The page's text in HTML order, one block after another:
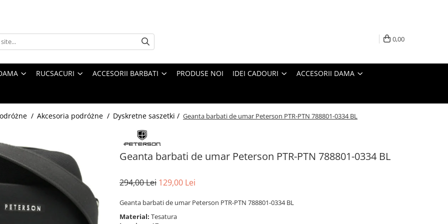
0,00
RUCSACURI ACCESORII BARBATI PRODUSE NOI IDEI CADOURI ACCESORII DAMA
/ Akcesoria podróżne / Dyskretne saszetki / Geanta barbati de umar Peterson PTR-PTN 788801-0334 BL
Geanta barbati de umar Peterson PTR-PTN 788801-0334 BL
294,00 Lei 129,00 Lei
Geanta barbati de umar Peterson PTR-PTN 788801-0334 BL
Material: Tesatura